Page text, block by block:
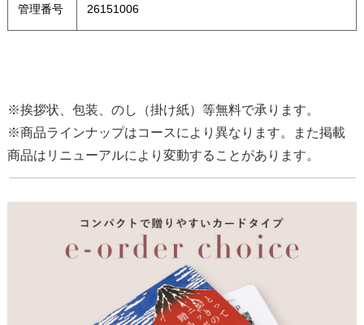
管理番号 26151006
※挨拶状、包装、のし（掛け紙）等無料で承ります。
※商品ラインナップはコースにより異なります。また掲載
商品はリニューアルにより変動することがあります。